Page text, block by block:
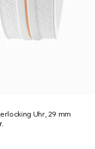
Uhr, 29 mm